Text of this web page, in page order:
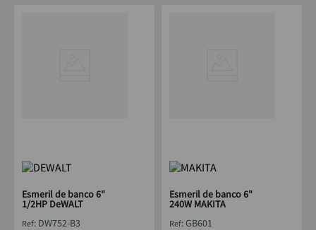
Esmeril de banco 6"
1/2HP DeWALT
: DW752-B3
Esmeril de banco 6"
240W MAKITA
:GB601